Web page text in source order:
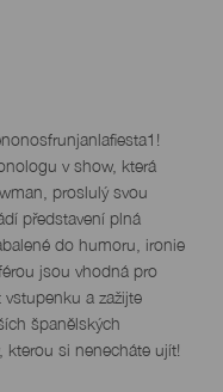
v show, která
proslulý svou
představení plná
do humoru, ironie
jsou vhodná pro
a zažijte
španělských
kterou si nenecháte ujít!